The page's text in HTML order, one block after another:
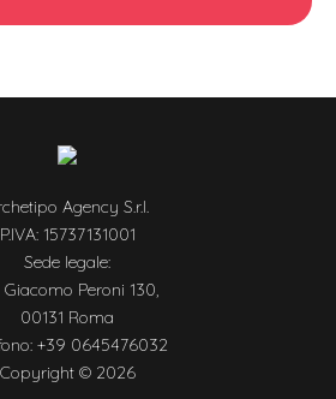
Agency S.r.l.
P.IVA: 15737131001
Sede legale:
Giacomo Peroni 130,
00131 Roma
+39 0645476032
Copyright © 2026